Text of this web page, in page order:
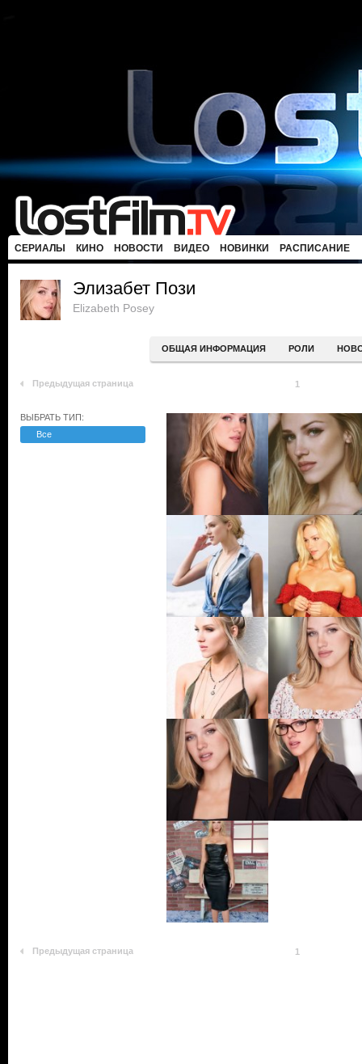
СЕРИАЛЫ КИНО НОВОСТИ ВИДЕО НОВИНКИ РАСПИСАНИЕ
Элизабет Пози
Elizabeth Posey
ОБЩАЯ ИНФОРМАЦИЯ РОЛИ
Предыдущая страница 1
ВЫБРАТЬ ТИП:
Все
Предыдущая страница 1